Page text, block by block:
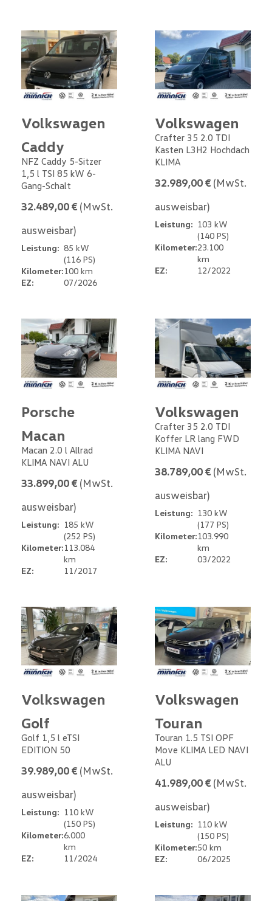
Volkswagen
Caddy
NFZ Caddy 5-Sitzer
1,5 l TSI 85 kW 6-
Gang-Schalt
32.489,00 € (MwSt.
ausweisbar)
Leistung: 85 kW
(116 PS)
Kilometer:100 km
EZ:
07/2026
Volkswagen
Crafter 35 2.0 TDI
Kasten L3H2 Hochdach
KLIMA
32.989,00 € (MwSt.
ausweisbar)
Leistung: 103 kW
(140 PS)
Kilometer:23.100
km
EZ:
12/2022
Porsche
Macan
Macan 2.0 l Allrad
KLIMA NAVI ALU
33.899,00 € (MwSt.
ausweisbar)
Leistung: 185 kW
(252 PS)
Kilometer:113.084
km
EZ:
11/2017
Volkswagen
Crafter 35 2.0 TDI
Koffer LR lang FWD
KLIMA NAVI
38.789,00 € (MwSt.
ausweisbar)
Leistung: 130 kW
(177 PS)
Kilometer:103.990
km
EZ:
03/2022
Volkswagen
Golf
Golf 1,5 l eTSI
EDITION 50
39.989,00 € (MwSt.
ausweisbar)
Leistung: 110 kW
(150 PS)
Kilometer:6.000
km
EZ:
11/2024
Volkswagen
Touran
Touran 1.5 TSI OPF
Move KLIMA LED NAVI
ALU
41.989,00 € (MwSt.
ausweisbar)
Leistung: 110 kW
(150 PS)
Kilometer:50 km
EZ:
06/2025